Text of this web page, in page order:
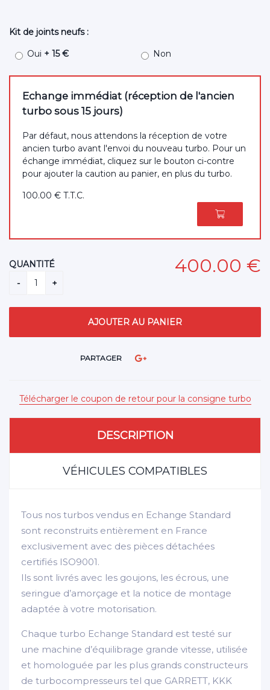
Kit de joints neufs :
Oui + 15 € Non
Echange immédiat (réception de l'ancien
turbo sous 15 jours)
Par défaut, nous attendons la réception de votre
ancien turbo avant l'envoi du nouveau turbo. Pour un
échange immédiat, cliquez sur le bouton ci-contre
pour ajouter la caution au panier, en plus du turbo.
100.00 € T.T.C.
400.00 €
QUANTITÉ
PARTAGER
Télécharger le coupon de retour pour la consigne turbo
DESCRIPTION
VÉHICULES COMPATIBLES
Tous nos turbos vendus en Echange Standard
sont reconstruits entièrement en France
exclusivement avec des pièces détachées
certifiés ISO9001.
Ils sont livrés avec les goujons, les écrous, une
seringue d’amorçage et la notice de montage
adaptée à votre motorisation.
Chaque turbo Echange Standard est testé sur
une machine d’équilibrage grande vitesse, utilisée
et homologuée par les plus grands constructeurs
de turbocompresseurs tel que GARRETT, KKK